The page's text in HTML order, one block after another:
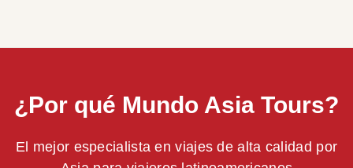
¿Por qué Mundo Asia Tours?
El mejor especialista en viajes de alta calidad por